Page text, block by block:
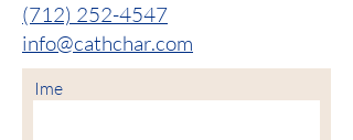
(712) 252-4547
info@cathchar.com
Ime